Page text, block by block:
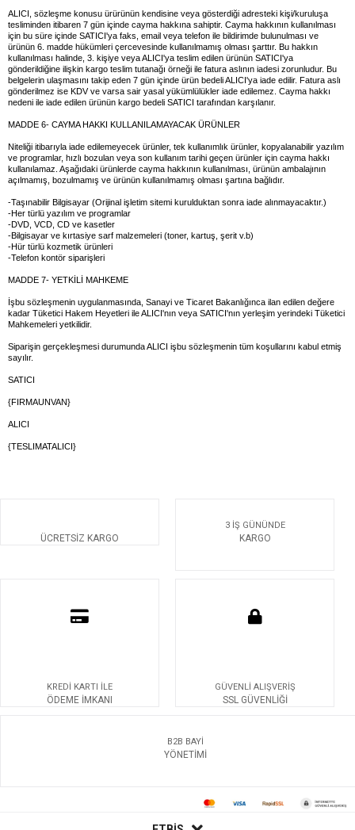
ALICI, sözleşme konusu ürürünün kendisine veya gösterdiği adresteki kişi/kuruluşa
tesliminden itibaren 7 gün içinde cayma hakkına sahiptir. Cayma hakkının kullanılması
için bu süre içinde SATICI'ya faks, email veya telefon ile bildirimde bulunulması ve
ürünün 6. madde hükümleri çercevesinde kullanılmamış olması şarttır. Bu hakkın
kullanılması halinde, 3. kişiye veya ALICI'ya teslim edilen ürünün SATICI'ya
gönderildiğine ilişkin kargo teslim tutanağı örneği ile fatura aslının iadesi zorunludur. Bu
belgelerin ulaşmasını takip eden 7 gün içinde ürün bedeli ALICI'ya iade edilir. Fatura aslı
gönderilmez ise KDV ve varsa sair yasal yükümlülükler iade edilemez. Cayma hakkı
nedeni ile iade edilen ürünün kargo bedeli SATICI tarafından karşılanır.
MADDE 6- CAYMA HAKKI KULLANILAMAYACAK ÜRÜNLER
Niteliği itibarıyla iade edilemeyecek ürünler, tek kullanımlık ürünler, kopyalanabilir yazılım
ve programlar, hızlı bozulan veya son kullanım tarihi geçen ürünler için cayma hakkı
kullanılamaz. Aşağıdaki ürünlerde cayma hakkının kullanılması, ürünün ambalajının
açılmamış, bozulmamış ve ürünün kullanılmamış olması şartına bağlıdır.
-Taşınabilir Bilgisayar (Orijinal işletim sitemi kurulduktan sonra iade alınmayacaktır.)
-Her türlü yazılım ve programlar
-DVD, VCD, CD ve kasetler
-Bilgisayar ve kırtasiye sarf malzemeleri (toner, kartuş, şerit v.b)
-Hür türlü kozmetik ürünleri
-Telefon kontör siparişleri
MADDE 7- YETKİLİ MAHKEME
İşbu sözleşmenin uygulanmasında, Sanayi ve Ticaret Bakanlığınca ilan edilen değere
kadar Tüketici Hakem Heyetleri ile ALICI'nın veya SATICI'nın yerleşim yerindeki Tüketici
Mahkemeleri yetkilidir.
Siparişin gerçekleşmesi durumunda ALICI işbu sözleşmenin tüm koşullarını kabul etmiş
sayılır.
SATICI
{FIRMAUNVAN}
ALICI
{TESLIMATALICI}
ÜCRETSİZ KARGO
3 İŞ GÜNÜNDE
KARGO
KREDİ KARTI İLE
ÖDEME İMKANI
GÜVENLİ ALIŞVERİŞ
SSL GÜVENLİĞİ
B2B BAYİ
YÖNETİMİ